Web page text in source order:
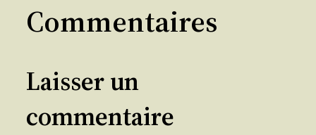
Commentaires
Laisser un
commentaire